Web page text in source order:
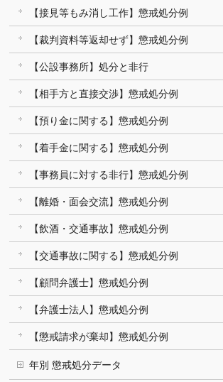
【接見等もみ消し工作】懲戒処分例
【裁判資料等返却せず】懲戒処分例
【公設事務所】処分と非行
【相手方と直接交渉】懲戒処分例
【預り金に関する】懲戒処分例
【着手金に関する】懲戒処分例
【事務員に対する非行】懲戒処分例
【離婚・面会交流】懲戒処分例
【飲酒・交通事故】懲戒処分例
【交通事故に関する】懲戒処分例
【顧問弁護士】懲戒処分例
【弁護士法人】懲戒処分例
【懲戒請求が棄却】懲戒処分例
年別 懲戒処分データ